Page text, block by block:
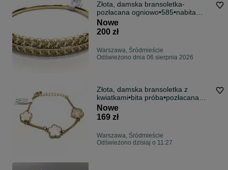
Złota, damska bransoletka-
pozłacana ogniowo•585•nabita
próba
Nowe
200 zł
Warszawa, Śródmieście
Odświeżono dnia 06 sierpnia 2026
Złota, damska bransoletka z
kwiatkami•bita próba•pozłacana
ogniowo 585
Nowe
169 zł
Warszawa, Śródmieście
Odświeżono dzisiaj o 11:27